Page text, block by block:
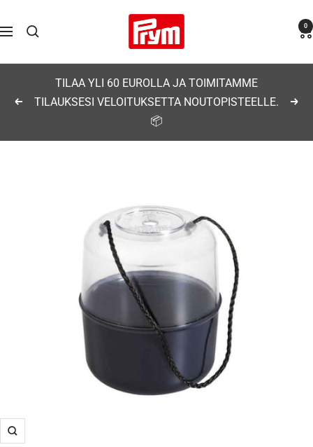
sisältöön
Navigaatio
Prym 0
Edellinen
TILAA YLI 60 EUROLLA JA TOIMITAMME
TILAUKSESI VELOITUKSETTA NOUTOPISTEELLE.
📦
Suurenna